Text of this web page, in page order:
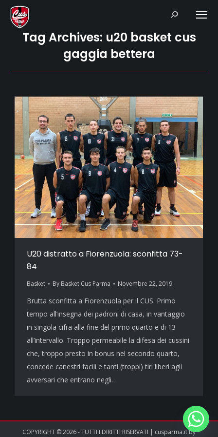
Search:
Tag Archives: u20 basket cus
gaggia bettera
U20 distratto a Fiorenzuola: sconfitta 73-
84
Basket By Basket Cus Parma Novembre 22, 2019
Brutta sconfitta a Fiorenzuola per il CUS. Primo
tempo all’insegna dei padroni di casa, in vantaggio
in singola cifra alla fine del primo quarto e di 13
all’intervallo. Troppo permeabile la difesa dei cussini
che, troppo presto in bonus nel secondo quarto,
concede canestri facili e tanti (troppi) tiri liberi agli
avversari che entrano negli…
COPYRIGHT © 2026 - TUTTI I DIRITTI RISERVATI | cusparma.it by